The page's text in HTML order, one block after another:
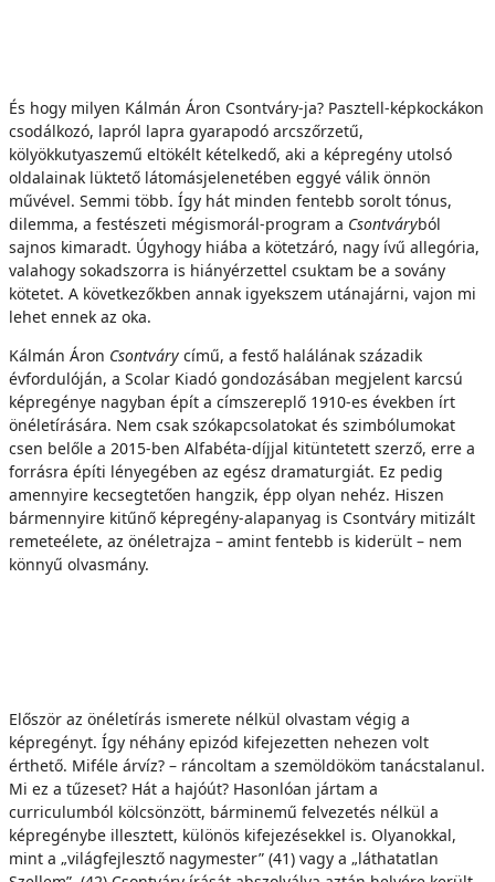
És hogy milyen Kálmán Áron Csontváry-ja? Pasztell-képkockákon
csodálkozó, lapról lapra gyarapodó arcszőrzetű,
kölyökkutyaszemű eltökélt kételkedő, aki a képregény utolsó
oldalainak lüktető látomásjelenetében eggyé válik önnön
művével. Semmi több. Így hát minden fentebb sorolt tónus,
dilemma, a festészeti mégismorál-program a Csontváryból
sajnos kimaradt. Úgyhogy hiába a kötetzáró, nagy ívű allegória,
valahogy sokadszorra is hiányérzettel csuktam be a sovány
kötetet. A következőkben annak igyekszem utánajárni, vajon mi
lehet ennek az oka.
Kálmán Áron Csontváry című, a festő halálának századik
évfordulóján, a Scolar Kiadó gondozásában megjelent karcsú
képregénye nagyban épít a címszereplő 1910-es években írt
önéletírására. Nem csak szókapcsolatokat és szimbólumokat
csen belőle a 2015-ben Alfabéta-díjjal kitüntetett szerző, erre a
forrásra építi lényegében az egész dramaturgiát. Ez pedig
amennyire kecsegtetően hangzik, épp olyan nehéz. Hiszen
bármennyire kitűnő képregény-alapanyag is Csontváry mitizált
remeteélete, az önéletrajza – amint fentebb is kiderült – nem
könnyű olvasmány.
Először az önéletírás ismerete nélkül olvastam végig a
képregényt. Így néhány epizód kifejezetten nehezen volt
érthető. Miféle árvíz? – ráncoltam a szemöldököm tanácstalanul.
Mi ez a tűzeset? Hát a hajóút? Hasonlóan jártam a
curriculumból kölcsönzött, bárminemű felvezetés nélkül a
képregénybe illesztett, különös kifejezésekkel is. Olyanokkal,
mint a „világfejlesztő nagymester” (41) vagy a „láthatatlan